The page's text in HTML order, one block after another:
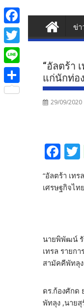
ข่า
“อัลตร้า
แก่นักท่อ
29/09/2020
F
ac
e
b
o
k
“อัลตร้า เท
เศรษฐกิจไทย
นายพิพัฒน์ รั
เทรล รายก
สามัคคีพัทลุ
ดร.ก้องศักด
พัทลุง ,นาย
F
a
c
e
b
T
w
i
L
iS